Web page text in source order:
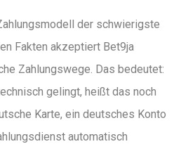
der schwierigste
Fakten akzeptiert Bet9ja
Zahlungswege. Das bedeutet:
gelingt, heißt das noch
Karte, ein deutsches Konto
automatisch